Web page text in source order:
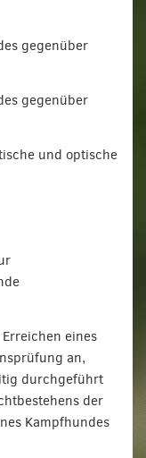
gegenüber
gegenüber
und optische
eines
an,
durchgeführt
der
Kampfhundes